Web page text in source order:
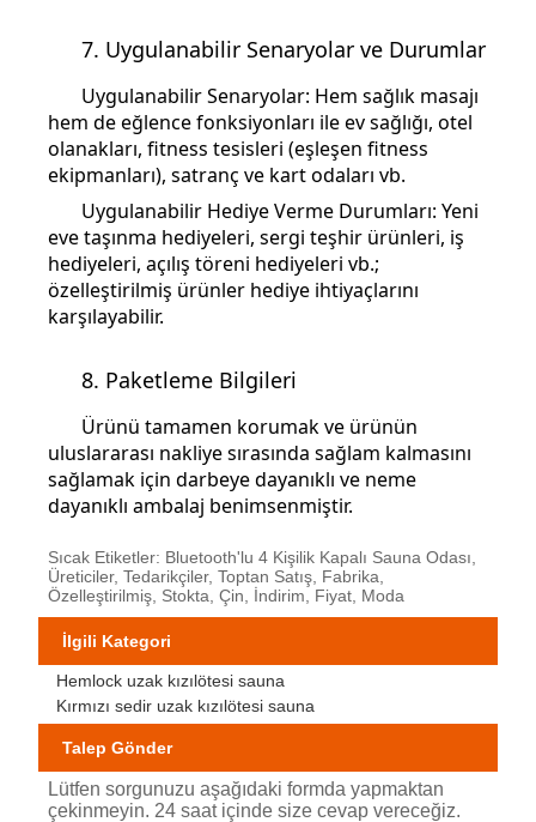
7. Uygulanabilir Senaryolar ve Durumlar
Uygulanabilir Senaryolar: Hem sağlık masajı
hem de eğlence fonksiyonları ile ev sağlığı, otel
olanakları, fitness tesisleri (eşleşen fitness
ekipmanları), satranç ve kart odaları vb.
Uygulanabilir Hediye Verme Durumları: Yeni
eve taşınma hediyeleri, sergi teşhir ürünleri, iş
hediyeleri, açılış töreni hediyeleri vb.;
özelleştirilmiş ürünler hediye ihtiyaçlarını
karşılayabilir.
8. Paketleme Bilgileri
Ürünü tamamen korumak ve ürünün
uluslararası nakliye sırasında sağlam kalmasını
sağlamak için darbeye dayanıklı ve neme
dayanıklı ambalaj benimsenmiştir.
Sıcak Etiketler: Bluetooth'lu 4 Kişilik Kapalı Sauna Odası,
Üreticiler, Tedarikçiler, Toptan Satış, Fabrika,
Özelleştirilmiş, Stokta, Çin, İndirim, Fiyat, Moda
İlgili Kategori
Hemlock uzak kızılötesi sauna
Kırmızı sedir uzak kızılötesi sauna
Talep Gönder
Lütfen sorgunuzu aşağıdaki formda yapmaktan
çekinmeyin. 24 saat içinde size cevap vereceğiz.